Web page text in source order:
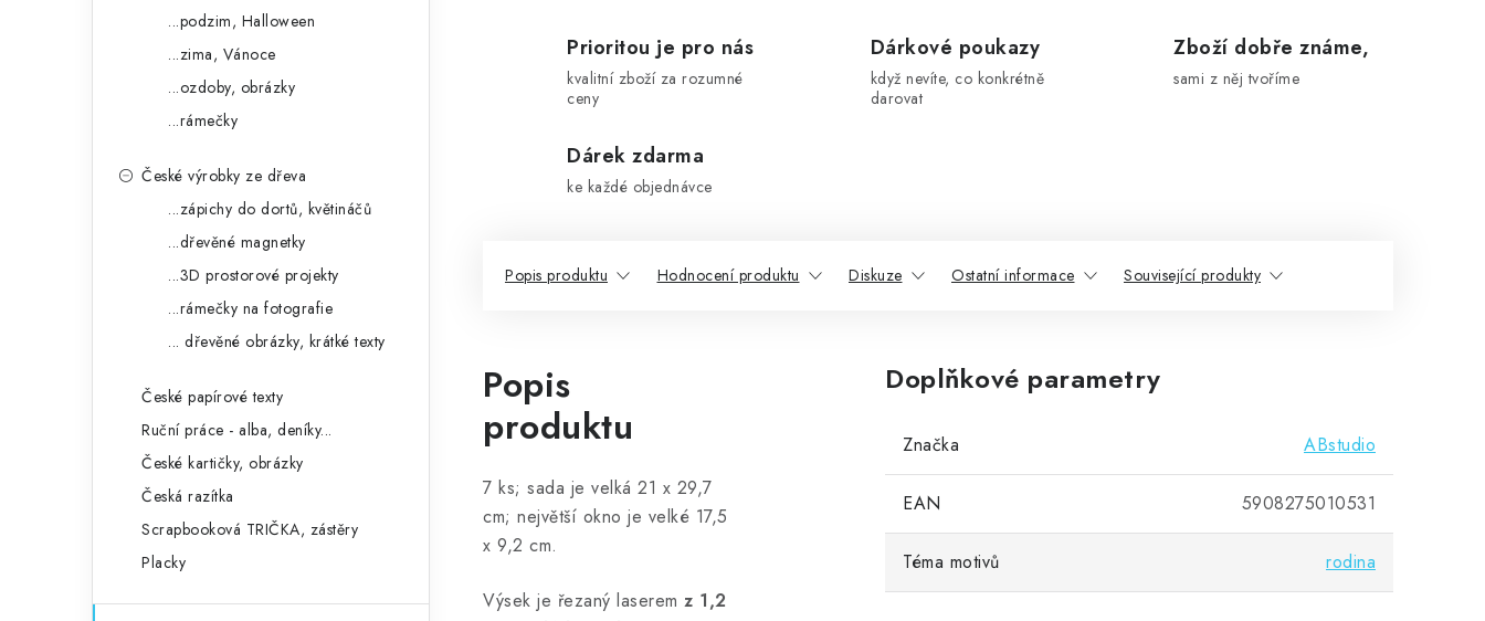
...podzim, Halloween
...zima, Vánoce
...ozdoby, obrázky
...rámečky
České výrobky ze dřeva
...zápichy do dortů, květináčů
...dřevěné magnetky
...3D prostorové projekty
...rámečky na fotografie
... dřevěné obrázky, krátké texty
České papírové texty
Ruční práce - alba, deníky...
České kartičky, obrázky
Česká razítka
Scrapbooková TRIČKA, zástěry
Placky
Prioritou je pro nás
kvalitní zboží za rozumné
ceny
Dárkové poukazy
když nevíte, co konkrétně
darovat
Zboží dobře známe,
sami z něj tvoříme
Dárek zdarma
ke každé objednávce
Popis produktu Hodnocení produktu Diskuze Ostatní informace Související produkty
Popis
produktu
7 ks; sada je velká 21 x 29,7
cm; největší okno je velké 17,5
x 9,2 cm.
Výsek je řezaný laserem z 1,2
Doplňkové parametry
Značka ABstudio
EAN 5908275010531
Téma motivů rodina